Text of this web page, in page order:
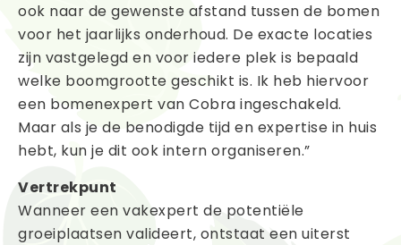
ook naar de gewenste afstand tussen de bomen
voor het jaarlijks onderhoud. De exacte locaties
zijn vastgelegd en voor iedere plek is bepaald
welke boomgrootte geschikt is. Ik heb hiervoor
een bomenexpert van Cobra ingeschakeld.
Maar als je de benodigde tijd en expertise in huis
hebt, kun je dit ook intern organiseren.”
Vertrekpunt
Wanneer een vakexpert de potentiële
groeiplaatsen valideert, ontstaat een uiterst